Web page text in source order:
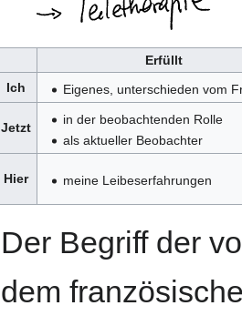
Erfüllt
Ich
Eigenes, unterschieden vom
Jetzt
in der beobachtenden Rolle
als aktueller Beobachter
Hier meine Leibeserfahrungen
Der Begriff der
dem